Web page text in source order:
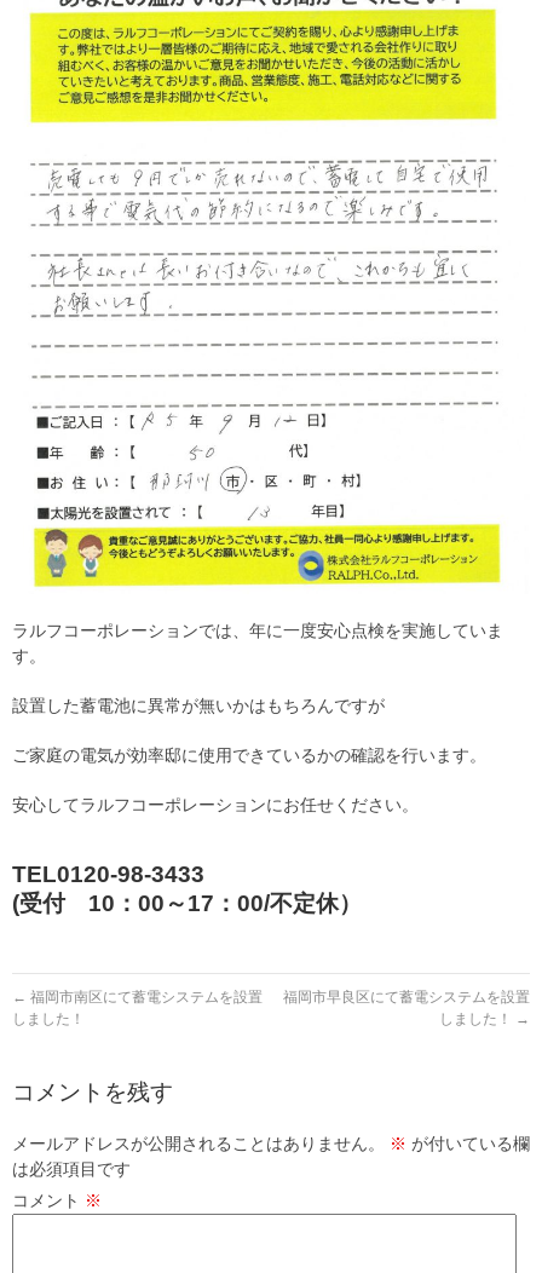
ラルフコーポレーションでは、年に一度安心点検を実施していま
す。
設置した蓄電池に異常が無いかはもちろんですが
ご家庭の電気が効率邸に使用できているかの確認を行います。
安心してラルフコーポレーションにお任せください。
TEL0120-98-3433
(受付 10：00～17：00/不定休）
← 福岡市南区にて蓄電システムを設置
しました！
福岡市早良区にて蓄電システムを設置
しました！
→
コメントを残す
メールアドレスが公開されることはありません。 ※ が付いている欄
は必須項目です
コメント ※